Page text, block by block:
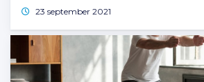
23 september 2021